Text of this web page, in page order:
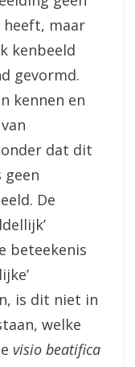
heeft, maar
kenbeeld
gevormd.
kennen en
dat dit
De
beteekenis
is dit niet in
welke
visio beatifica